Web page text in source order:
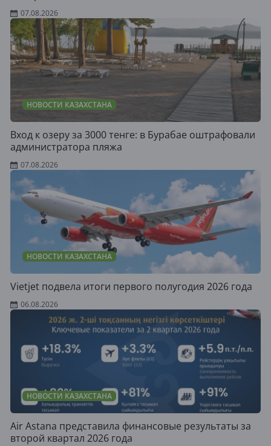
07.08.2026
НОВОСТИ КАЗАХСТАНА
Вход к озеру за 3000 тенге: в Бурабае оштрафовали
администратора пляжа
07.08.2026
НОВОСТИ КАЗАХСТАНА
Vietjet подвела итоги первого полугодия 2026 года
06.08.2026
НОВОСТИ КАЗАХСТАНА
Air Astana представила финансовые результаты за
второй квартал 2026 года